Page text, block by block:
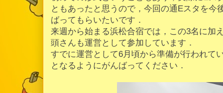
ともあったと思うので，今回の通Eスタを今
ばってもらいたいです．
来週から始まる浜松合宿では，この3名に加
頭さんも運営として参加しています．
すでに運営として6月頃から準備が行われて
となるようにがんばってください．